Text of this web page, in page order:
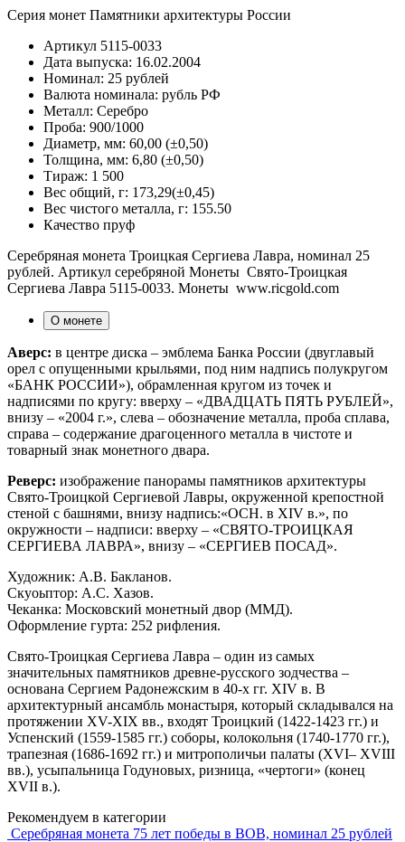
Серия монет Памятники архитектуры России
Артикул 5115-0033
Дата выпуска: 16.02.2004
Номинал: 25 рублей
Валюта номинала: рубль РФ
Металл: Серебро
Проба: 900/1000
Диаметр, мм: 60,00 (±0,50)
Толщина, мм: 6,80 (±0,50)
Тираж: 1 500
Вес общий, г: 173,29(±0,45)
Вес чистого металла, г: 155.50
Качество пруф
Серебряная монета Троицкая Сергиева Лавра, номинал 25
рублей. Артикул серебряной Монеты Свято-Троицкая
Сергиева Лавра 5115-0033. Монеты www.ricgold.com
О монете
Аверс: в центре диска – эмблема Банка России (двуглавый
орел с опущенными крыльями, под ним надпись полукругом
«БАНК РОССИИ»), обрамленная кругом из точек и
надписями по кругу: вверху – «ДВАДЦАТЬ ПЯТЬ РУБЛЕЙ»,
внизу – «2004 г.», слева – обозначение металла, проба сплава,
справа – содержание драгоценного металла в чистоте и
товарный знак монетного двара.
Реверс: изображение панорамы памятников архитектуры
Свято-Троицкой Сергиевой Лавры, окруженной крепостной
стеной с башнями, внизу надпись:«ОСН. в XIV в.», по
окружности – надписи: вверху – «СВЯТО-ТРОИЦКАЯ
СЕРГИЕВА ЛАВРА», внизу – «СЕРГИЕВ ПОСАД».
Художник: А.В. Бакланов.
Скуоьптор: А.С. Хазов.
Чеканка: Московский монетный двор (ММД).
Оформление гурта: 252 рифления.
Свято-Троицкая Сергиева Лавра – один из самых
значительных памятников древне-русского зодчества –
основана Сергием Радонежским в 40-х гг. XIV в. В
архитектурный ансамбль монастыря, который складывался на
протяжении XV-XIX вв., входят Троицкий (1422-1423 гг.) и
Успенский (1559-1585 гг.) соборы, колокольня (1740-1770 гг.),
трапезная (1686-1692 гг.) и митрополичьи палаты (XVI– XVIII
вв.), усыпальница Годуновых, ризница, «чертоги» (конец
XVII в.).
Рекомендуем в категории
Серебряная монета 75 лет победы в ВОВ, номинал 25 рублей